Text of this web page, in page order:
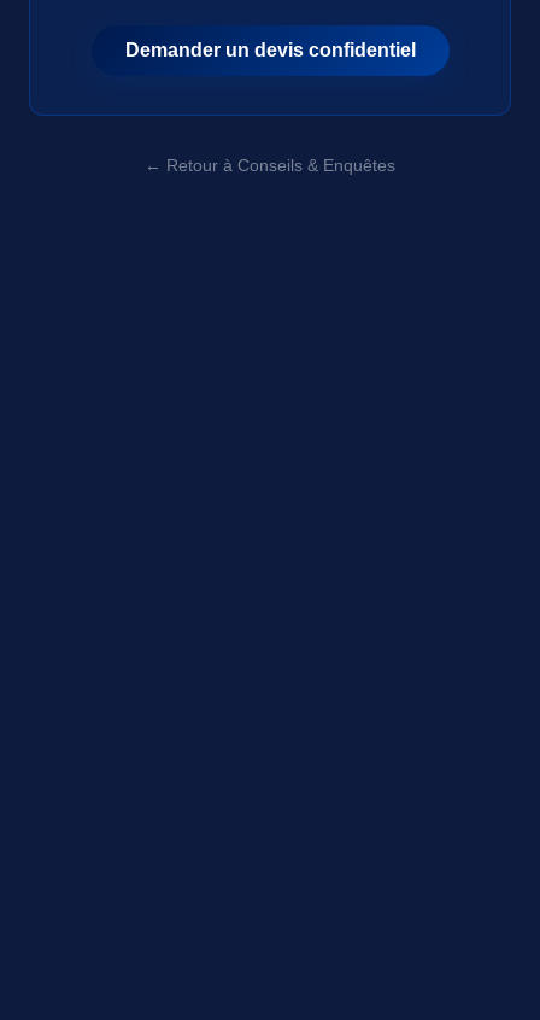
Demander un devis confidentiel
← Retour à Conseils & Enquêtes